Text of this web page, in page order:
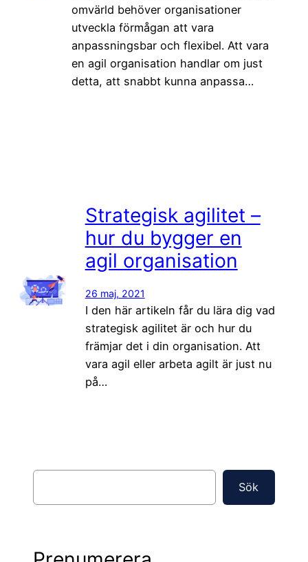
omvärld behöver organisationer
utveckla förmågan att vara
anpassningsbar och flexibel. Att vara
en agil organisation handlar om just
detta, att snabbt kunna anpassa…
Strategisk agilitet –
hur du bygger en
agil organisation
26 maj, 2021
I den här artikeln får du lära dig vad
strategisk agilitet är och hur du
främjar det i din organisation. Att
vara agil eller arbeta agilt är just nu
på…
S
Sök